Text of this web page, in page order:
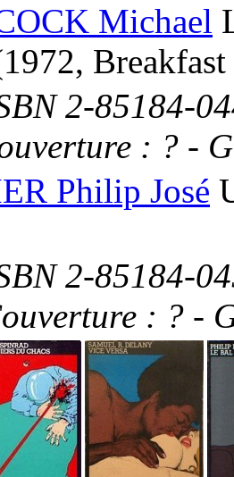
Michael
2-85184-
: ? -
Philip José
2-85184-
: ? -